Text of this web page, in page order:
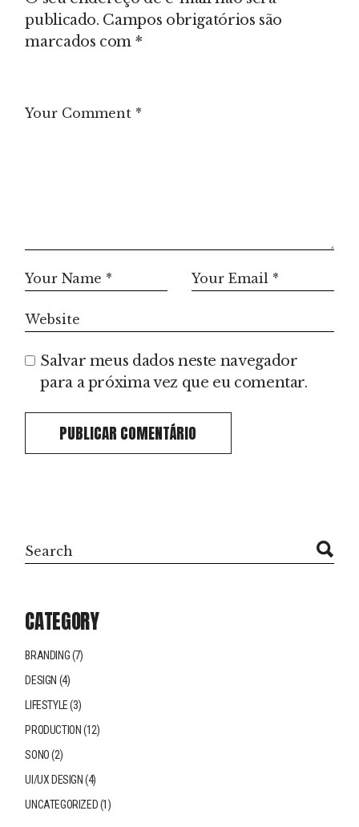
publicado. Campos obrigatórios são
marcados com *
Salvar meus dados neste navegador
para a próxima vez que eu comentar.
PUBLICAR COMENTÁRIO
CATEGORY
BRANDING(7)
DESIGN (4)
LIFESTYLE(3)
PRODUCTION (12)
SONO(2)
UI/UX DESIGN (4)
UNCATEGORIZED(1)